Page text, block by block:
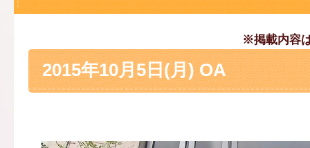
※掲載内容
2015年10月5日(月) OA